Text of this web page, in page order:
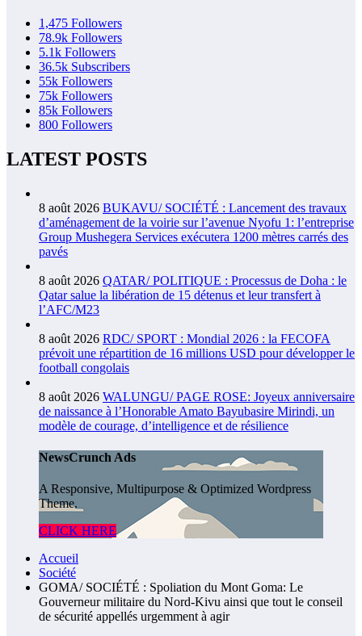
1,475 Followers
78.9k Followers
5.1k Followers
36.5k Subscribers
55k Followers
75k Followers
85k Followers
800 Followers
LATEST POSTS
8 août 2026 BUKAVU/ SOCIÉTÉ : Lancement des travaux
d’aménagement de la voirie sur l’avenue Nyofu 1: l’entreprise
Group Mushegera Services exécutera 1200 mètres carrés des
pavés
8 août 2026 QATAR/ POLITIQUE : Processus de Doha : le
Qatar salue la libération de 15 détenus et leur transfert à
l’AFC/M23
8 août 2026 RDC/ SPORT : Mondial 2026 : la FECOFA
prévoit une répartition de 16 millions USD pour développer le
football congolais
8 août 2026 WALUNGU/ PAGE ROSE: Joyeux anniversaire
de naissance à l’Honorable Amato Bayubasire Mirindi, un
modèle de courage, d’intelligence et de résilience
NewsCrunch Ads
A Responsive, Multipurpose & Optimized Wordpress
Theme.
CLICK HERE
Accueil
Société
GOMA/ SOCIÉTÉ : Spoliation du Mont Goma: Le
Gouverneur militaire du Nord-Kivu ainsi que tout le conseil
de sécurité appellés urgemment à agir